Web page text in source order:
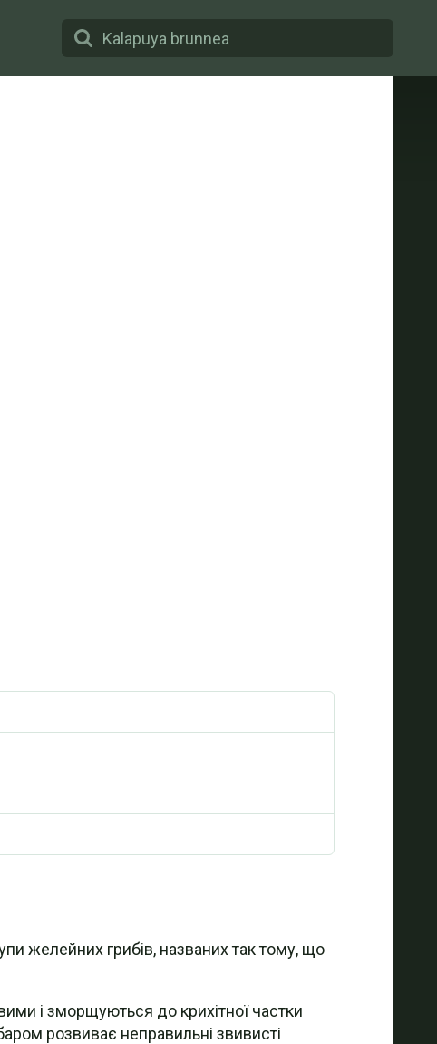
желейних грибів, названих так тому, що
і зморщуються до крихітної частки
розвиває неправильні звивисті